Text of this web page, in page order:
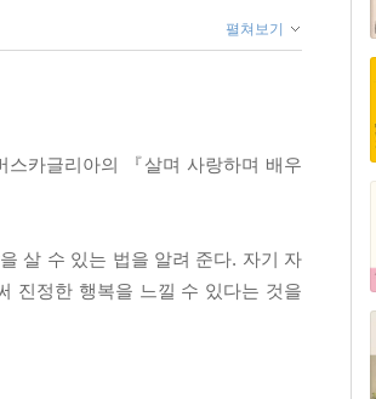
펼쳐보기
카글리아의 『살며 사랑하며 배우
살 수 있는 법을 알려 준다. 자기 자
진정한 행복을 느낄 수 있다는 것을